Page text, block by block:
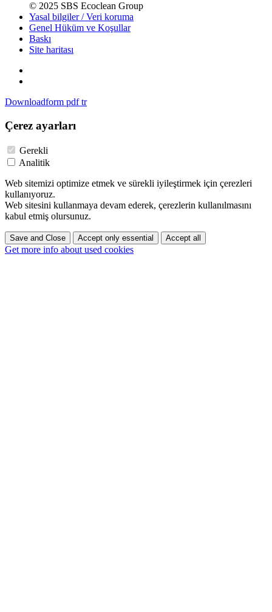
© 2025 SBS Ecoclean Group
Yasal bilgiler / Veri koruma
Genel Hüküm ve Koşullar
Baskı
Site haritası
Downloadform pdf tr
Çerez ayarları
Gerekli
Analitik
Web sitemizi optimize etmek ve sürekli iyileştirmek için çerezleri
kullanıyoruz.
Web sitesini kullanmaya devam ederek, çerezlerin kullanılmasını
kabul etmiş olursunuz.
Save and Close Accept only essential Accept all
Get more info about used cookies